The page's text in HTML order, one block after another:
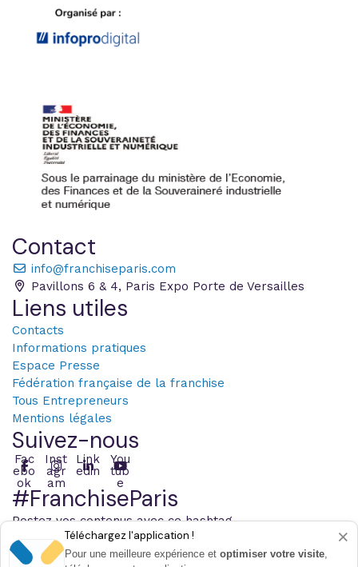
Contact
info@franchiseparis.com
Pavillons 6 & 4, Paris Expo Porte de Versailles
Liens utiles
Contacts
Informations pratiques
Espace Presse
Fédération française de la franchise
Tous Entrepreneurs
Mentions légales
Suivez-nous
Fac
ebo
ok
Inst
agr
am
Link
edin
You
tub
e
#FranchiseParis
Postez vos contenus avec ce hashtag
×
Téléchargez l'application !
Pour une meilleure expérience et optimiser votre visite,